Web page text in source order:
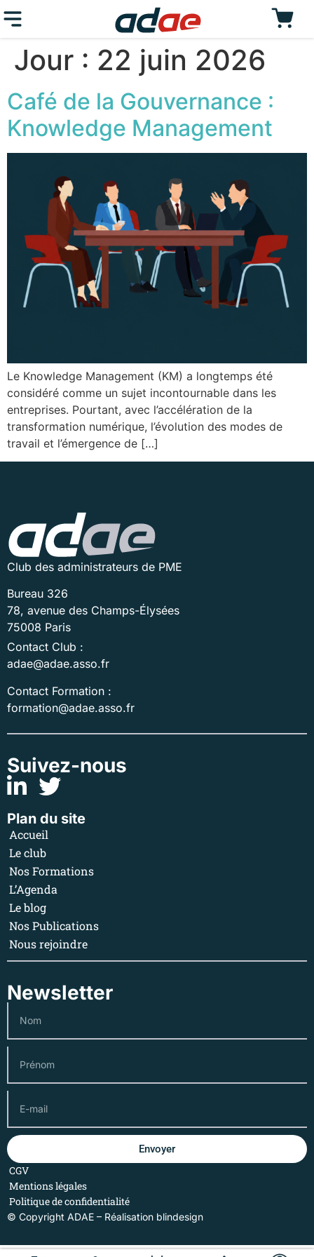
Jour : 22 juin 2026
Café de la Gouvernance :
Knowledge Management
Le Knowledge Management (KM) a longtemps été
considéré comme un sujet incontournable dans les
entreprises. Pourtant, avec l’accélération de la
transformation numérique, l’évolution des modes de
travail et l’émergence de […]
Club des administrateurs de PME
Bureau 326
78, avenue des Champs-Élysées
75008 Paris
Contact Club :
adae@adae.asso.fr
Contact Formation :
formation@adae.asso.fr
Suivez-nous
Plan du site
Accueil
Le club
Nos Formations
L’Agenda
Le blog
Nos Publications
Nous rejoindre
Newsletter
Envoyer
CGV
Mentions légales
Politique de confidentialité
© Copyright ADAE – Réalisation blindesign